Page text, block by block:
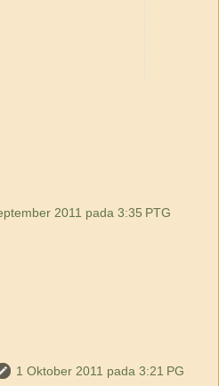
2011 pada 3:35 PTG
1 Oktober 2011 pada 3:21 PG